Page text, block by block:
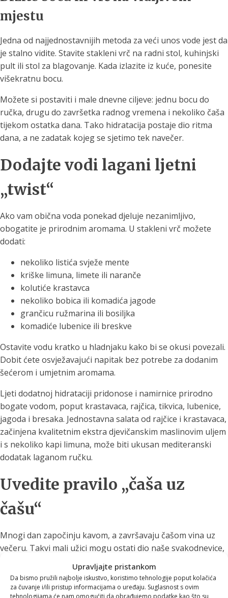
Upravljajte pristankom
Da bismo pružili najbolje iskustvo, koristimo tehnologije poput kolačića
za čuvanje i/ili pristup informacijama o uređaju. Suglasnost s ovim
tehnologijama će nam omogućiti da obrađujemo podatke kao što su
mjestu
Jedna od najjednostavnijih metoda za veći unos vode jest da
je stalno vidite. Stavite stakleni vrč na radni stol, kuhinjski
pult ili stol za blagovanje. Kada izlazite iz kuće, ponesite
višekratnu bocu.
Možete si postaviti i male dnevne ciljeve: jednu bocu do
ručka, drugu do završetka radnog vremena i nekoliko čaša
tijekom ostatka dana. Tako hidratacija postaje dio ritma
dana, a ne zadatak kojeg se sjetimo tek navečer.
Dodajte vodi lagani ljetni
„twist“
Ako vam obična voda ponekad djeluje nezanimljivo,
obogatite je prirodnim aromama. U stakleni vrč možete
dodati:
nekoliko listića svježe mente
kriške limuna, limete ili naranče
kolutiće krastavca
nekoliko bobica ili komadića jagode
grančicu ružmarina ili bosiljka
komadiće lubenice ili breskve
Ostavite vodu kratko u hladnjaku kako bi se okusi povezali.
Dobit ćete osvježavajući napitak bez potrebe za dodanim
šećerom i umjetnim aromama.
Ljeti dodatnoj hidrataciji pridonose i namirnice prirodno
bogate vodom, poput krastavaca, rajčica, tikvica, lubenice,
jagoda i bresaka. Jednostavna salata od rajčice i krastavaca,
začinjena kvalitetnim ekstra djevičanskim maslinovim uljem
i s nekoliko kapi limuna, može biti ukusan mediteranski
dodatak laganom ručku.
Uvedite pravilo „čaša uz
čašu“
Mnogi dan započinju kavom, a završavaju čašom vina uz
večeru. Takvi mali užici mogu ostati dio naše svakodnevice,
šalicu kave ili čašu alkoholnog pića popijte i veliku čašu
vode.